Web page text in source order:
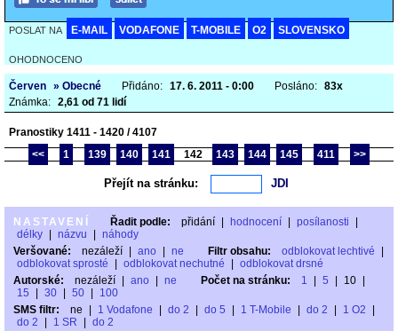
POSLAT NA E-MAIL VODAFONE T-MOBILE O2 SLOVENSKO
OHODNOCENO
Červen » Obecné Přidáno: 17. 6. 2011 - 0:00 Posláno: 83x
Známka: 2,61 od 71 lidí
Pranostiky 1411 - 1420 / 4107
<<
1 139 140 141 142 143 144 145 411 >>
Přejít na stránku:
NASTAVENÍ Řadit podle: přidání hodnocení posílanosti
délky
názvu
náhody
Veršované:
nezáleží ano ne Filtr obsahu: odblokovat lechtivé
odblokovat sprosté
odblokovat nechutné
odblokovat drsné
Autorské:
nezáleží ano ne Počet na stránku: 1 5 10
15
30 50
100
SMS filtr:
ne 1 Vodafone do 2 do 5 1 T-Mobile do 2 1 O2
do 2
1 SR do 2